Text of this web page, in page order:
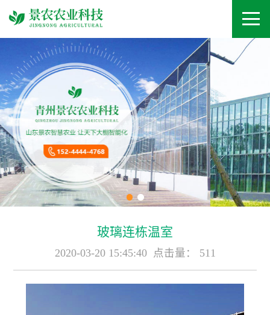
玻璃连栋温室
2020-03-20 15:45:40 点击量： 511